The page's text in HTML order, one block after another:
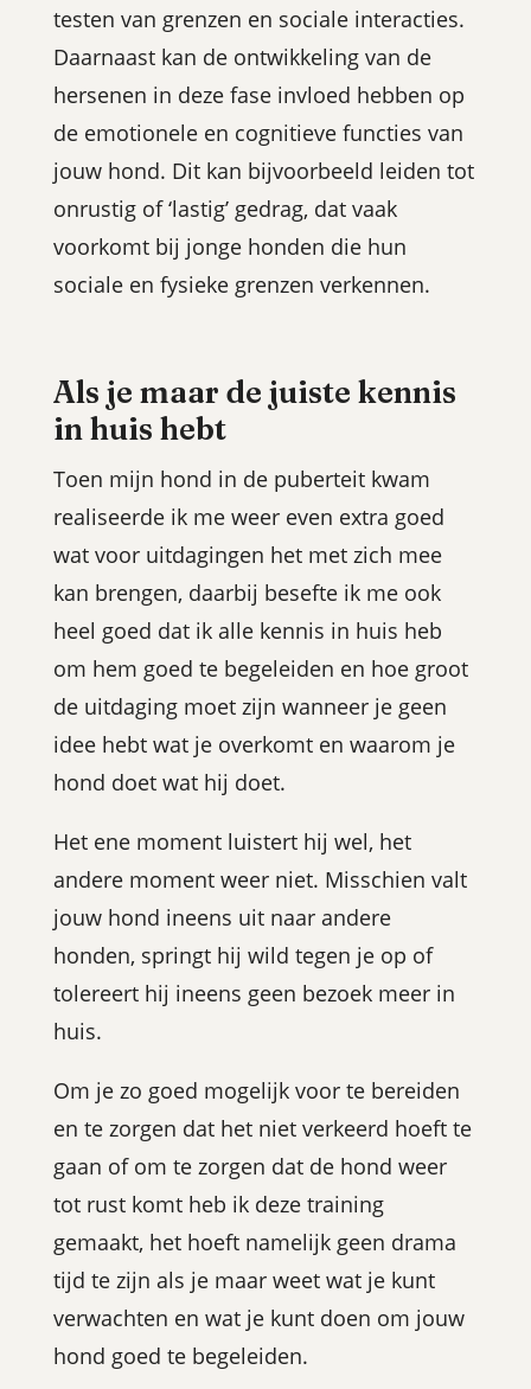
testen van grenzen en sociale interacties.
Daarnaast kan de ontwikkeling van de
hersenen in deze fase invloed hebben op
de emotionele en cognitieve functies van
jouw hond. Dit kan bijvoorbeeld leiden tot
onrustig of ‘lastig’ gedrag, dat vaak
voorkomt bij jonge honden die hun
sociale en fysieke grenzen verkennen.
Als je maar de juiste kennis
in huis hebt
Toen mijn hond in de puberteit kwam
realiseerde ik me weer even extra goed
wat voor uitdagingen het met zich mee
kan brengen, daarbij besefte ik me ook
heel goed dat ik alle kennis in huis heb
om hem goed te begeleiden en hoe groot
de uitdaging moet zijn wanneer je geen
idee hebt wat je overkomt en waarom je
hond doet wat hij doet.
Het ene moment luistert hij wel, het
andere moment weer niet. Misschien valt
jouw hond ineens uit naar andere
honden, springt hij wild tegen je op of
tolereert hij ineens geen bezoek meer in
huis.
Om je zo goed mogelijk voor te bereiden
en te zorgen dat het niet verkeerd hoeft te
gaan of om te zorgen dat de hond weer
tot rust komt heb ik deze training
gemaakt, het hoeft namelijk geen drama
tijd te zijn als je maar weet wat je kunt
verwachten en wat je kunt doen om jouw
hond goed te begeleiden.